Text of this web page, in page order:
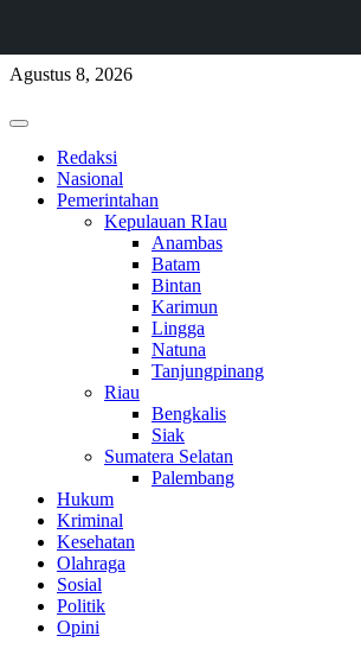
Skip
content
Agustus 8, 2026
Primary
Redaksi
Nasional
Pemerintahan
Kepulauan RIau
Anambas
Batam
Bintan
Karimun
Lingga
Natuna
Tanjungpinang
Riau
Bengkalis
Siak
Sumatera Selatan
Palembang
Hukum
Kriminal
Kesehatan
Olahraga
Sosial
Politik
Opini